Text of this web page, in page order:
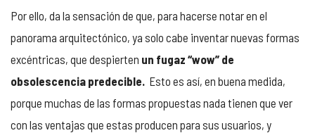
Por ello, da la sensación de que, para hacerse notar en el
panorama arquitectónico, ya solo cabe inventar nuevas formas
excéntricas, que despierten un fugaz “wow” de
obsolescencia predecible. Esto es así, en buena medida,
porque muchas de las formas propuestas nada tienen que ver
con las ventajas que estas producen para sus usuarios, y